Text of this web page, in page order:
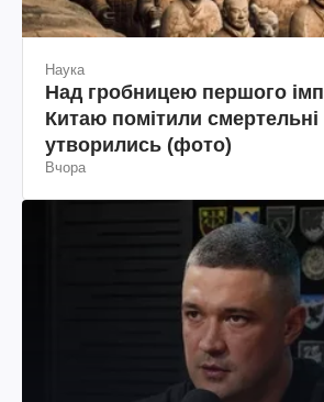
Наука
Над гробницею першого
Китаю помітили
утворились (фото)
Вчора